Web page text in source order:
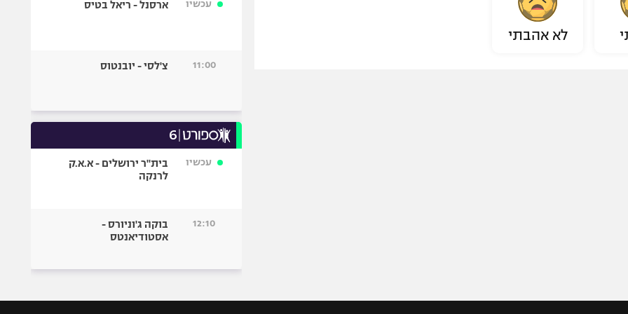
לא אהבתי
עכשיו ארסנל - ריאל בטיס
11:00 צ'לסי - יובנטוס
עכשיו
בית"ר ירושלים - א.א.ק
לרנקה
12:10
בוקה ג'וניורס -
אסטודיאנטס